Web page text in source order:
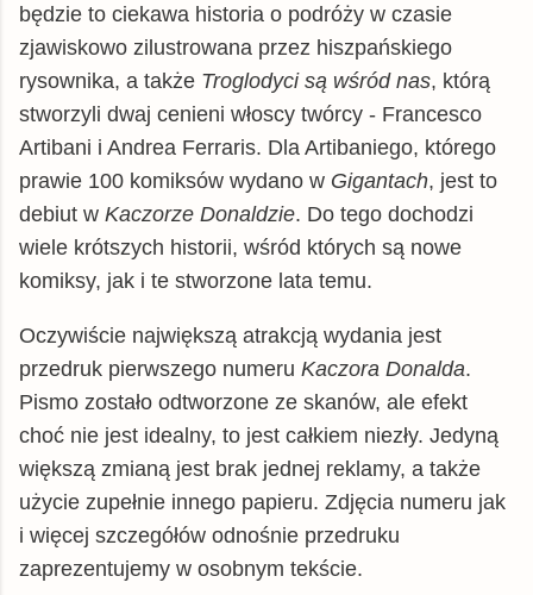
będzie to ciekawa historia o podróży w czasie
zjawiskowo zilustrowana przez hiszpańskiego
rysownika, a także Troglodyci są wśród nas, którą
stworzyli dwaj cenieni włoscy twórcy - Francesco
Artibani i Andrea Ferraris. Dla Artibaniego, którego
prawie 100 komiksów wydano w Gigantach, jest to
debiut w Kaczorze Donaldzie. Do tego dochodzi
wiele krótszych historii, wśród których są nowe
komiksy, jak i te stworzone lata temu.
Oczywiście największą atrakcją wydania jest
przedruk pierwszego numeru Kaczora Donalda.
Pismo zostało odtworzone ze skanów, ale efekt
choć nie jest idealny, to jest całkiem niezły. Jedyną
większą zmianą jest brak jednej reklamy, a także
użycie zupełnie innego papieru. Zdjęcia numeru jak
i więcej szczegółów odnośnie przedruku
zaprezentujemy w osobnym tekście.